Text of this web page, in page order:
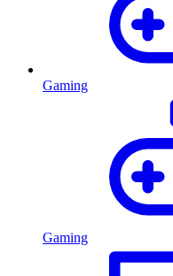
Gaming
Gaming